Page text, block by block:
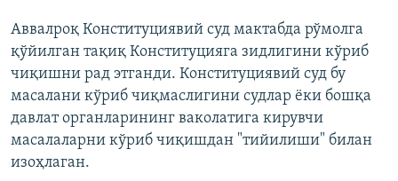
Аввалроқ Конституциявий суд мактабда рўмолга
қўйилган тақиқ Конституцияга зидлигини кўриб
чиқишни рад этганди. Конституциявий суд бу
масалани кўриб чиқмаслигини судлар ёки бошқа
давлат органларининг ваколатига кирувчи
масалаларни кўриб чиқишдан "тийилиши" билан
изоҳлаган.